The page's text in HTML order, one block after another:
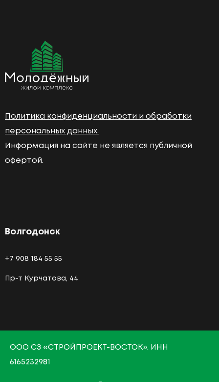
Политика конфиденциальности и обработки
персональных данных.
Информация на сайте не является публичной
офертой.
Волгодонск
+7 908 184 55 55
Пр-т Курчатова, 44
ООО СЗ «СТРОЙПРОЕКТ-ВОСТОК». ИНН
6165232981